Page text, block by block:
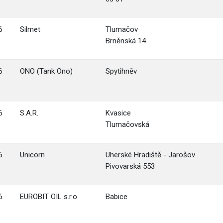
Silmet
Tlumačov
Brněnská 14
ONO (Tank Ono) Spytihněv
S.A.R.
Kvasice
Tlumačovská
Unicorn
Uherské Hradiště - Jarošov
Pivovarská 553
EUROBIT OIL s.r.o. Babice